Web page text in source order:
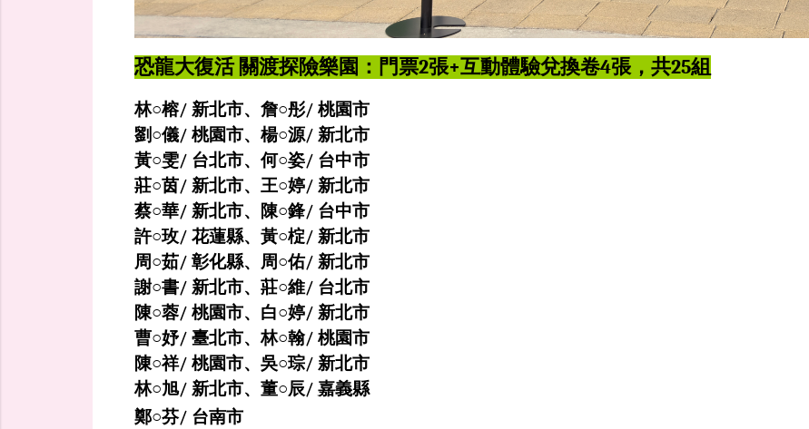
恐龍大復活 關渡探險樂園：門票2張+互動體驗兌換卷4張，共25組
林○榕/ 新北市、詹○彤/ 桃園市
劉○儀/ 桃園市、楊○源/ 新北市
黃○雯/ 台北市、何○姿/ 台中市
莊○茵/ 新北市、王○婷/ 新北市
蔡○華/ 新北市、陳○鋒/ 台中市
許○玫/ 花蓮縣、黃○椗/ 新北市
周○茹/ 彰化縣、周○佑/ 新北市
謝○書/ 新北市、莊○維/ 台北市
陳○蓉/ 桃園市、白○婷/ 新北市
曹○妤/ 臺北市、林○翰/ 桃園市
陳○祥/ 桃園市、吳○琮/ 新北市
林○旭/ 新北市、董○辰/ 嘉義縣
鄭○芬/ 台南市